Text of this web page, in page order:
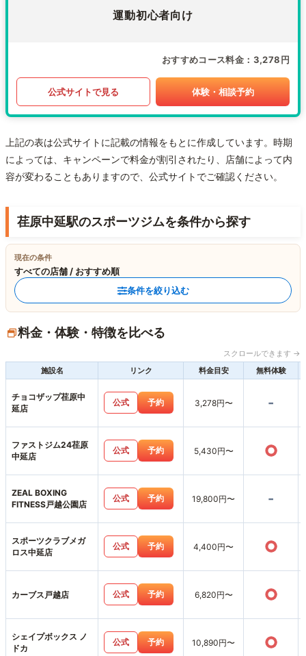
運動初心者向け
おすすめコース料金 3,278円
公式サイトで見る 体験・相談予約
上記の表は公式サイトに記載の情報をもとに作成しています。時期
によっては、キャンペーンで料金が割引されたり、店舗によって内
容が変わることもありますので、公式サイトでご確認ください。
荏原中延駅のスポーツジムを条件から探す
現在の条件
すべての店舗 / おすすめ順
条件を絞り込む
料金・体験・特徴を比べる
スクロールできます →
施設名
リンク 料金目安 無料体験
チョコザップ荏原中
延店
公式 予約 3,278円〜 -
ファストジム24荏原
中延店
公式 予約 5,430円〜 ○
ZEAL BOXING
FITNESS戸越公園店
公式 予約 19,800円〜 -
スポーツクラブメガ
ロス中延店
公式 予約 4,400円〜 ○
カーブス戸越店 公式 予約 6,820円〜 ○
シェイプボックス ノ
ドカ
公式 予約 10,890円〜 ○